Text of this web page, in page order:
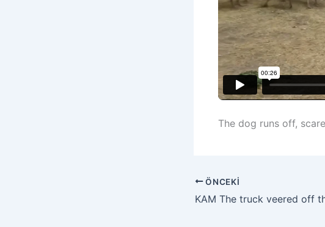
The dog runs off,
ÖNCEKI